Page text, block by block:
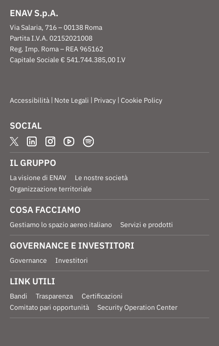
ENAV S.p.A.
Via Salaria, 716 – 00138 Roma
Partita I.V.A. 02152021008
Reg. Imp. Roma – REA 965162
Capitale Sociale € 541.744.385,00 I.V
Accessibilità | Note Legali | Privacy | Cookie Policy
SOCIAL
IL GRUPPO
La visione di ENAV
Le nostre società
Organizzazione territoriale
COSA FACCIAMO
Gestiamo lo spazio aereo italiano Servizi e prodotti
GOVERNANCE E INVESTITORI
Governance Investitori
LINK UTILI
Bandi Trasparenza
Certificazioni
Comitato pari opportunità
Security Operation Center